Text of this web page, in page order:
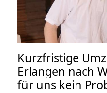
Kurzfristige
Erlangen nach
für uns kein